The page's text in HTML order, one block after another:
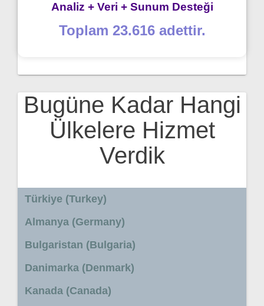
Analiz + Veri + Sunum Desteği
Toplam 23.616 adettir.
Bugüne Kadar Hangi
Ülkelere Hizmet
Verdik
Türkiye (Turkey)
Almanya (Germany)
Bulgaristan (Bulgaria)
Danimarka (Denmark)
Kanada (Canada)